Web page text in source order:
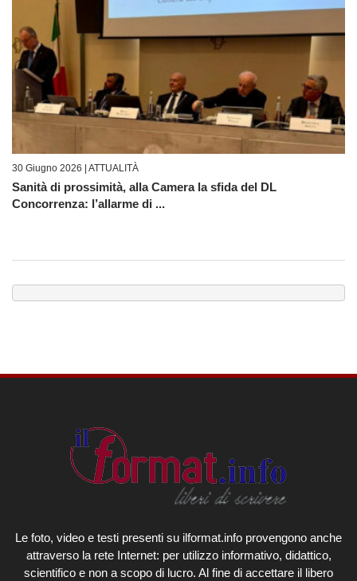
30 Giugno 2026 | ATTUALITÀ
Sanità di prossimità, alla Camera la sfida del DL
Concorrenza: l’allarme di ...
Le foto, video e testi presenti su ilformat.info provengono anche
attraverso la rete Internet: per utilizzo informativo, didattico,
scientifico e non a scopo di lucro. Al fine di accettare il libero